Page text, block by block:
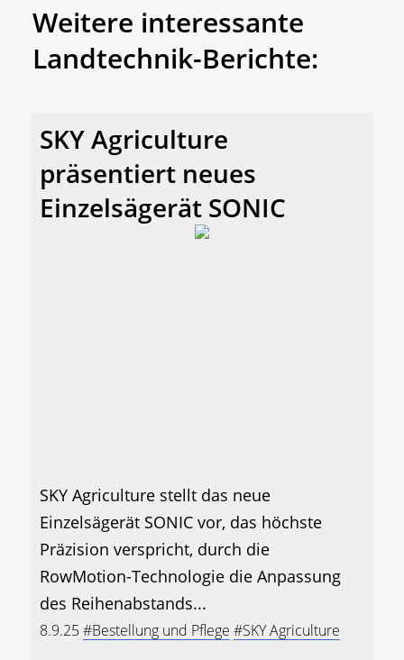
Weitere interessante
Landtechnik-Berichte:
SKY Agriculture
präsentiert neues
Einzelsägerät SONIC
SKY Agriculture stellt das neue
Einzelsägerät SONIC vor, das höchste
Präzision verspricht, durch die
RowMotion-Technologie die Anpassung
des Reihenabstands...
8.9.25#Bestellung und Pflege #SKY Agriculture